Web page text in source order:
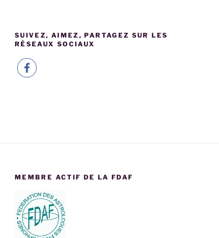
SUIVEZ, AIMEZ, PARTAGEZ SUR LES
RÉSEAUX SOCIAUX
MEMBRE ACTIF DE LA FDAF